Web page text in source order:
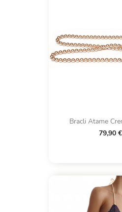
Bracli Atame
79,90 €